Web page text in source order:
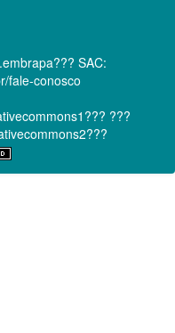
SAC:
fale-conosco
???